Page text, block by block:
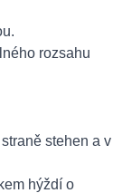
rozsahu
stehen a v
hýždí o